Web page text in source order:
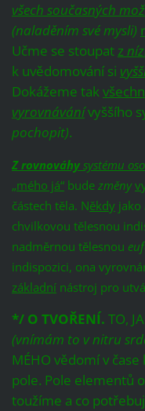
všech současných
(naladěním své mysli)
Učme se stoupatz
k uvědomování si
Dokážeme tak
vyrovnávánívyššího
pochopit).
Z rovnováhysystému
„mého já“bude změny
částech těla. Někdyjako
chvilkovou tělesnou
nadměrnou tělesnou
indispozici, ona
základnínástroj pro
*/ O TVOŘENÍ. TO,
(vnímám to v nitru
MÉHO vědomí v
pole. Pole elementů
toužíme a co